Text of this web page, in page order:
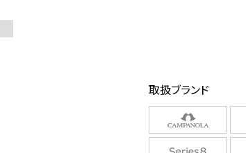
取扱ブランド